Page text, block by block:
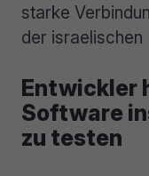
starke
der israelischen
Entwickler
Software
zu testen